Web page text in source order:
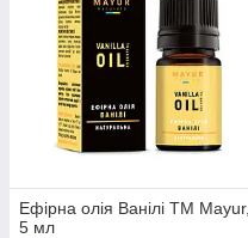
Ефірна олія Ванілі ТМ Mayur,
5 мл